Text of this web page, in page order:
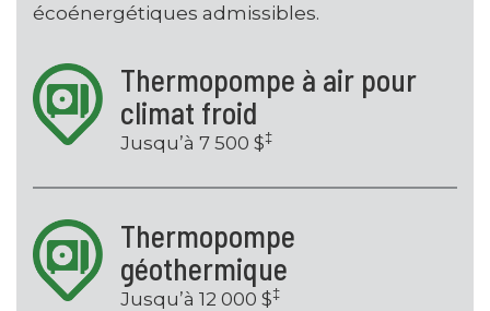
écoénergétiques admissibles.
Thermopompe à air pour
climat froid
Jusqu’à 7 500 $‡
Thermopompe
géothermique
Jusqu’à 12 000 $‡